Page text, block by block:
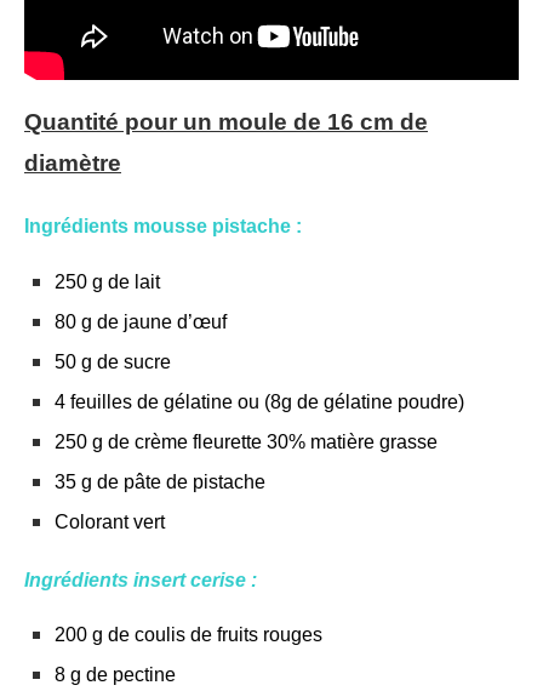
Quantité pour un moule de 16 cm de
diamètre
Ingrédients mousse pistache :
250 g de lait
80 g de jaune d’œuf
50 g de sucre
4 feuilles de gélatine ou (8g de gélatine poudre)
250 g de crème fleurette 30% matière grasse
35 g de pâte de pistache
Colorant vert
Ingrédients insert cerise :
200 g de coulis de fruits rouges
8 g de pectine